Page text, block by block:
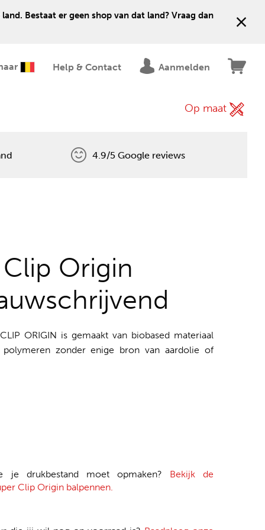
Bestaat er geen shop van dat land? Vraag dan
Help & Contact Aanmelden
Op maat
4.9/5 Google reviews
Origin
ORIGIN is gemaakt van biobased materiaal
polymeren zonder enige bron van aardolie of
drukbestand moet opmaken? Bekijk de
Clip Origin balpennen.